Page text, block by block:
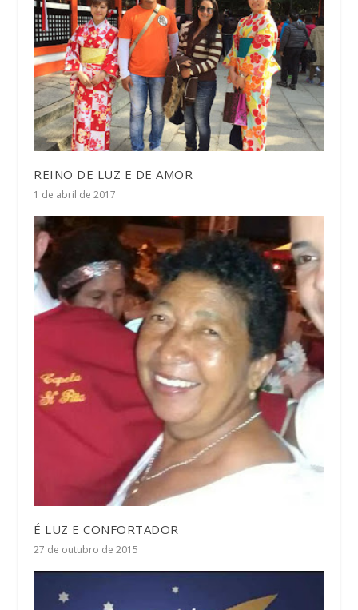
REINO DE LUZ E DE AMOR
1 de abril de 2017
É LUZ E CONFORTADOR
27 de outubro de 2015